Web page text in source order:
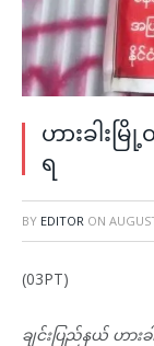
ဟားခါးမ
ရ
BY EDITOR ON
(03PT)
ချင်းပြည်နယ် ဟာ